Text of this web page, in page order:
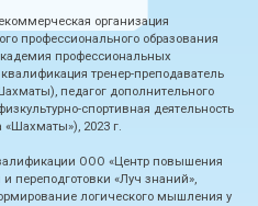
организация
профессионального образования
профессиональных
тренер-преподаватель
педагог дополнительного
спортивная деятельность
«Шахматы»), 2023 г.
ООО «Центр повышения
переподготовки «Луч знаний»,
логического мышления у